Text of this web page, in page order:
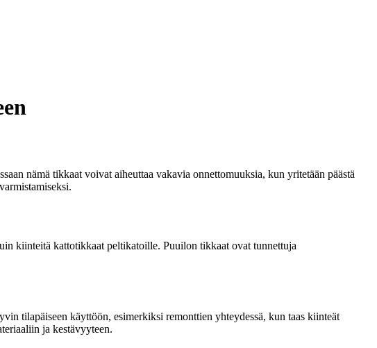
nämä tikkaat voivat aiheuttaa vakavia onnettomuuksia, kun yritetään päästä
kiinteitä kattotikkaat peltikatoille. Puuilon tikkaat ovat tunnettuja
tilapäiseen käyttöön, esimerkiksi remonttien yhteydessä, kun taas kiinteät
ja kestävyyteen.